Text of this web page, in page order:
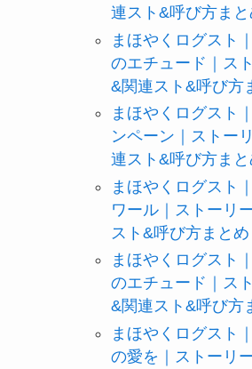
連スト&呼び方まと
まほやくログスト
のエチュード｜ス
&関連スト&呼び方
まほやくログスト
ンペーン｜ストー
連スト&呼び方まと
まほやくログスト
ワール｜ストーリ
スト&呼び方まとめ
まほやくログスト
のエチュード｜ス
&関連スト&呼び方
まほやくログスト
の愛を｜ストーリ